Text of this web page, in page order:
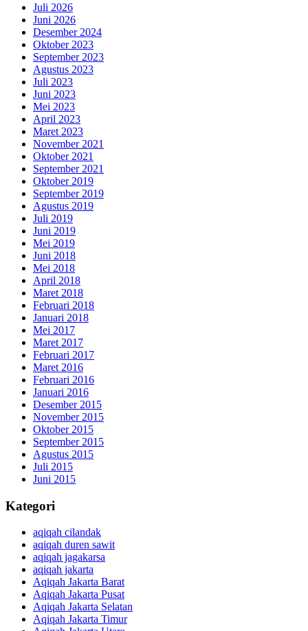
Juli 2026
Juni 2026
Desember 2024
Oktober 2023
September 2023
Agustus 2023
Juli 2023
Juni 2023
Mei 2023
April 2023
Maret 2023
November 2021
Oktober 2021
September 2021
Oktober 2019
September 2019
Agustus 2019
Juli 2019
Juni 2019
Mei 2019
Juni 2018
Mei 2018
April 2018
Maret 2018
Februari 2018
Januari 2018
Mei 2017
Maret 2017
Februari 2017
Maret 2016
Februari 2016
Januari 2016
Desember 2015
November 2015
Oktober 2015
September 2015
Agustus 2015
Juli 2015
Juni 2015
Kategori
aqiqah cilandak
aqiqah duren sawit
aqiqah jagakarsa
aqiqah jakarta
Aqiqah Jakarta Barat
Aqiqah Jakarta Pusat
Aqiqah Jakarta Selatan
Aqiqah Jakarta Timur